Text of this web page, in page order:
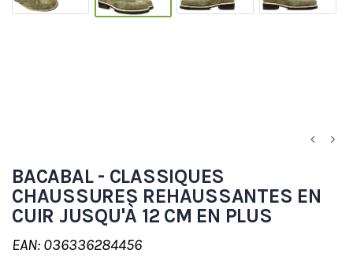
BACABAL - CLASSIQUES
CHAUSSURES REHAUSSANTES EN
CUIR JUSQU'À 12 CM EN PLUS
EAN: 036336284456